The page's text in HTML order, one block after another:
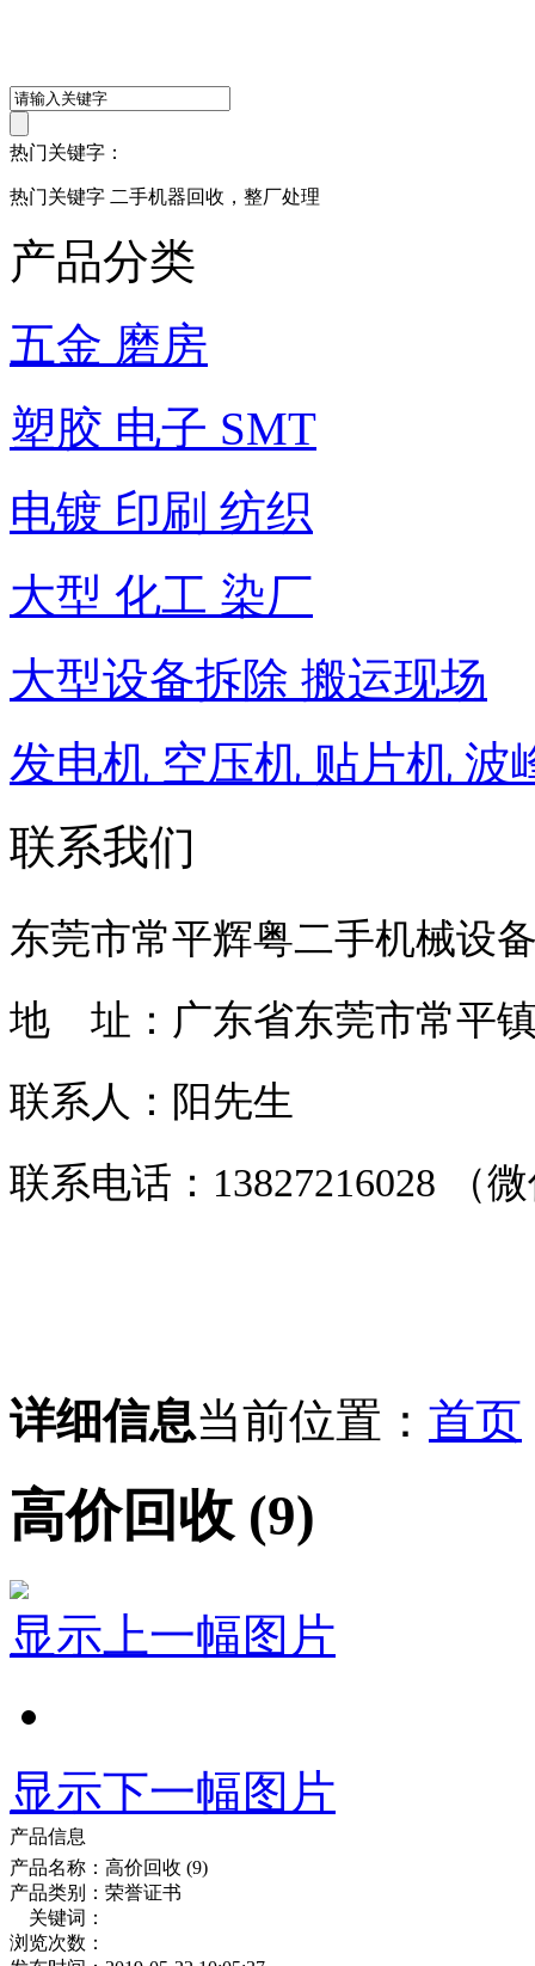
热门关键字：
热门关键字 二手机器回收，整厂处理
产品分类
五金 磨房
塑胶 电子 SMT
电镀 印刷 纺织
大型 化工 染厂
大型设备拆除 搬运现场
发电机 空压机 贴片机 波
联系我们
东莞市常平辉粤二手机械设
地 址：广东省东莞市常平
联系人：阳先生
联系电话：13827216028 （
详细信息当前位置： 首页
高价回收 (9)
显示上一幅图片
显示下一幅图片
产品信息
产品名称： 高价回收 (9)
产品类别： 荣誉证书
关键词：
浏览次数：